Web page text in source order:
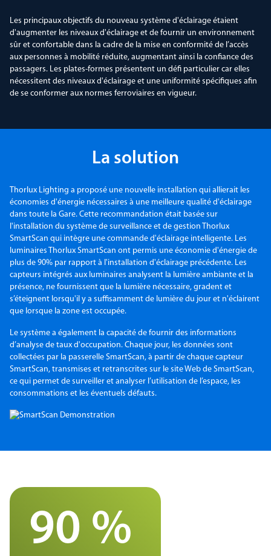
Les principaux objectifs du nouveau système d'éclairage étaient
d'augmenter les niveaux d'éclairage et de fournir un environnement
sûr et confortable dans la cadre de la mise en conformité de l’accès
aux personnes à mobilité réduite, augmentant ainsi la confiance des
passagers. Les plates-formes présentent un défi particulier car elles
nécessitent des niveaux d'éclairage et une uniformité spécifiques afin
de se conformer aux normes ferroviaires en vigueur.
La solution
Thorlux Lighting a proposé une nouvelle installation qui allierait les
économies d'énergie nécessaires à une meilleure qualité d'éclairage
dans toute la Gare. Cette recommandation était basée sur
l'installation du système de surveillance et de gestion Thorlux
SmartScan qui intègre une commande d'éclairage intelligente. Les
luminaires Thorlux SmartScan ont permis une économie d'énergie de
plus de 90% par rapport à l'installation d'éclairage précédente. Les
capteurs intégrés aux luminaires analysent la lumière ambiante et la
présence, ne fournissent que la lumière nécessaire, gradent et
s’éteignent lorsqu'il y a suffisamment de lumière du jour et n'éclairent
que lorsque la zone est occupée.
Le système a également la capacité de fournir des informations
d’analyse de taux d'occupation. Chaque jour, les données sont
collectées par la passerelle SmartScan, à partir de chaque capteur
SmartScan, transmises et retranscrites sur le site Web de SmartScan,
ce qui permet de surveiller et analyser l’utilisation de l’espace, les
consommations et les éventuels défauts.
90 %